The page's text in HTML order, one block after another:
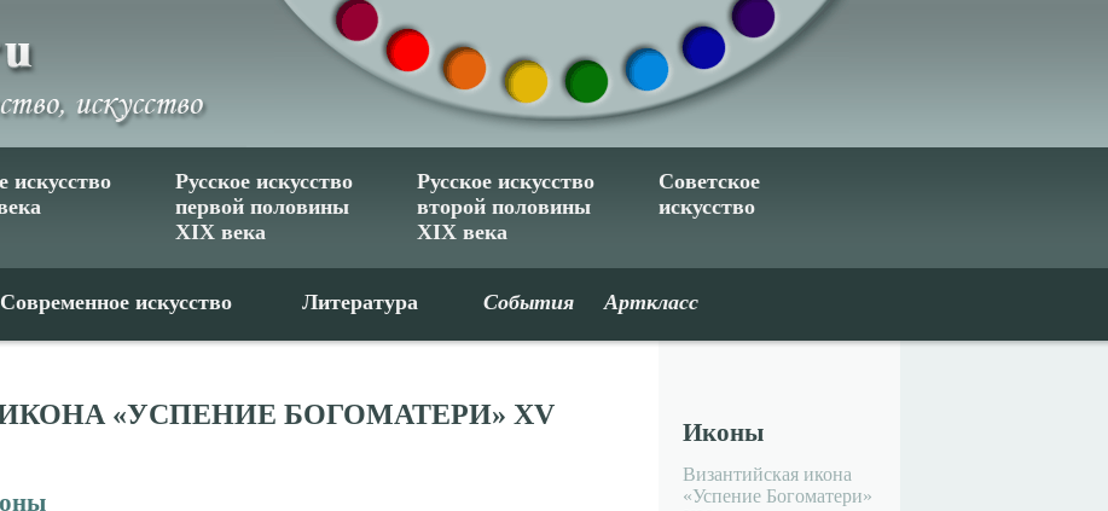
искусство
Русское искусство
первой половины
XIX века
Русское искусство
второй половины
XIX века
Советское
искусство
Современное искусство Литература События Арткласс
«УСПЕНИЕ БОГОМАТЕРИ» XV
Иконы
Византийская икона
«Успение Богоматери»